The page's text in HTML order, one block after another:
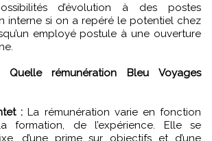
d’évolution à des postes
interne si on a repéré le potentiel chez
employé postule à une ouverture
Quelle rémunération Bleu Voyages
: La rémunération varie en fonction
formation, de l’expérience. Elle se
d’une prime sur objectifs et d’une